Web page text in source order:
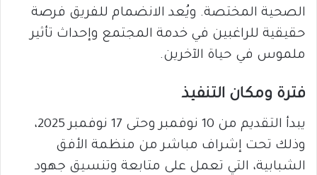
الصحية المختصة. ويُعد الانضمام للفريق فرصة
حقيقية للراغبين في خدمة المجتمع وإحداث تأثير
ملموس في حياة الآخرين.
فترة ومكان التنفيذ
يبدأ التقديم من 10 نوفمبر وحتى 17 نوفمبر 2025،
وذلك تحت إشراف مباشر من منظمة الأفق
الشبابية، التي تعمل على متابعة وتنسيق جهود